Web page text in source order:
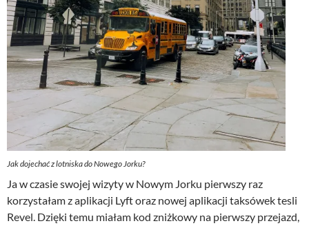
Jak dojechać z lotniska do Nowego Jorku?
Ja w czasie swojej wizyty w Nowym Jorku pierwszy raz
korzystałam z aplikacji Lyft oraz nowej aplikacji taksówek tesli
Revel. Dzięki temu miałam kod zniżkowy na pierwszy przejazd,